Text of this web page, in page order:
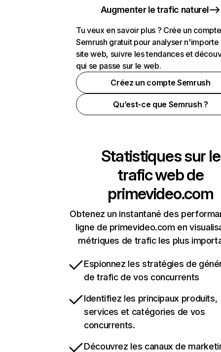
Augmenter le trafic naturel
Tu veux en savoir plus ? Crée un compte
Semrush gratuit pour analyser n'importe
site web, suivre les tendances et
qui se passe sur le web.
Créez un compte Semrush
Qu’est-ce que Semrush ?
Statistiques sur le
trafic web de
primevideo.com
Obtenez un instantané des
ligne de primevideo.com en
métriques de trafic les plus
Espionnez les stratégies de
de trafic de vos concurrents
Identifiez les principaux produits,
services et catégories de vos
concurrents.
Découvrez les canaux de